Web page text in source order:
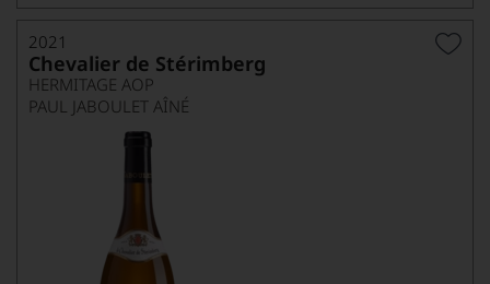
2021
Chevalier de Stérimberg
HERMITAGE AOP
PAUL JABOULET AÎNÉ